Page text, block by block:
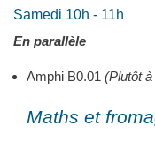
Samedi 10h - 11h
En parallèle
Amphi B0.01 (Plutôt
Maths et